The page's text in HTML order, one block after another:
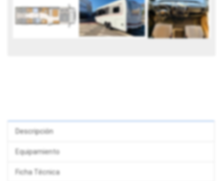
Descripción
Equipamiento
Ficha Técnica